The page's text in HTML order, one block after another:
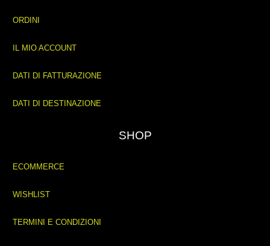
ORDINI
IL MIO ACCOUNT
DATI DI FATTURAZIONE
DATI DI DESTINAZIONE
SHOP
ECOMMERCE
WISHLIST
TERMINI E CONDIZIONI